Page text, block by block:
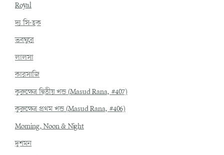
Royal
দ্য সি-হক
ভবঘুরে
লালসা
কারসাজি
কুরুক্ষেত্র দ্বিতীয় খন্ড (Masud Rana, #407)
কুরুক্ষেত্র প্রথম খন্ড (Masud Rana, #406)
Morning, Noon & Night
দুশমন